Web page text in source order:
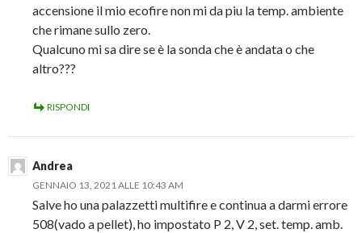
accensione il mio ecofire non mi da piu la temp. ambiente
che rimane sullo zero.
Qualcuno mi sa dire se è la sonda che è andata o che
altro???
RISPONDI
Andrea
GENNAIO 13, 2021 ALLE 10:43 AM
Salve ho una palazzetti multifire e continua a darmi errore
508(vado a pellet), ho impostato P 2, V 2, set. temp. amb.